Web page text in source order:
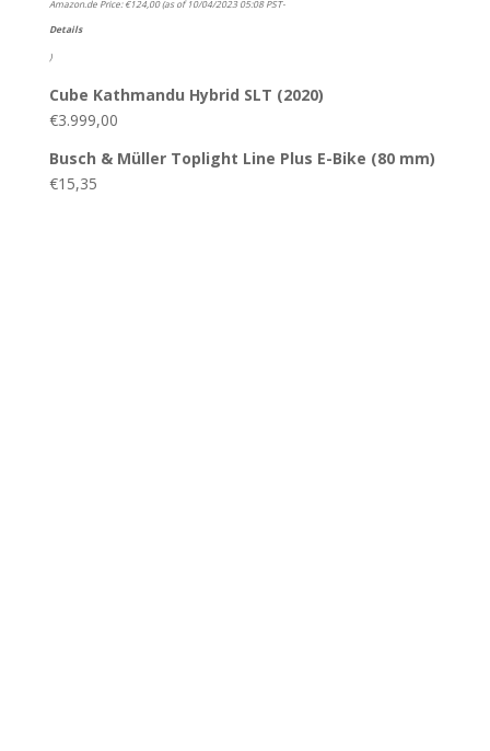
Amazon.de Price:€124,00(as of 10/04/2023 05:08 PST-
Details
)
Cube Kathmandu Hybrid SLT (2020)
€3.999,00
Busch & Müller Toplight Line Plus E-Bike (80 mm)
€15,35